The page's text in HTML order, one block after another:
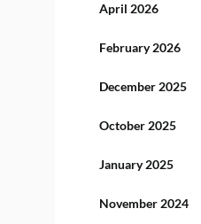
April 2026
February 2026
December 2025
October 2025
January 2025
November 2024